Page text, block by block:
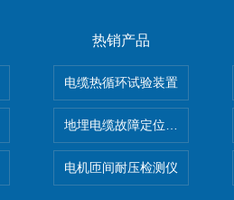
热销产品
电缆热循环试验装置
地埋电缆故障定位仪 地下电
电机匝间耐压检测仪